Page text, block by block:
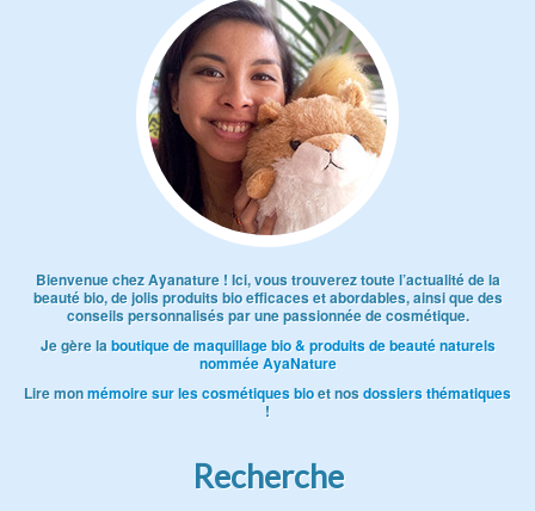
Bienvenue chez Ayanature ! Ici, vous trouverez toute l’actualité de la
beauté bio, de jolis produits bio efficaces et abordables, ainsi que des
conseils personnalisés par une passionnée de cosmétique.
Je gère laboutique de maquillage bio & produits de beauté naturels
nommée AyaNature
Lire monmémoire sur les cosmétiques bioet nosdossiers thématiques
!
Recherche